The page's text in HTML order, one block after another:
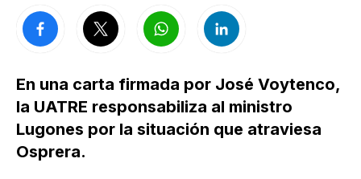
En una carta firmada por José Voytenco,
la UATRE responsabiliza al ministro
Lugones por la situación que atraviesa
Osprera.